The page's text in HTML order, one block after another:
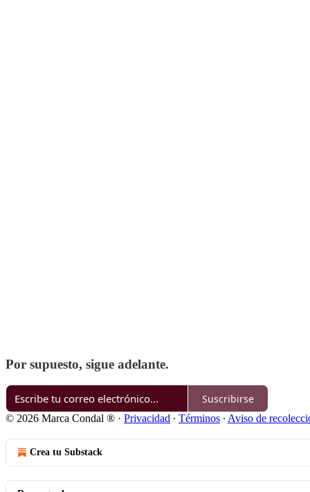
Por supuesto, sigue adelante.
Suscribirse
© 2026 Marca Condal ®️ · Privacidad ∙ Términos ∙ Aviso de
Crea tu Substack